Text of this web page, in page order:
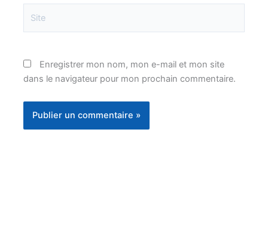
Enregistrer mon nom, mon e-mail et mon site
dans le navigateur pour mon prochain commentaire.